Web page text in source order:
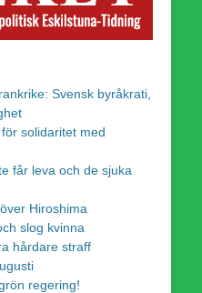
Svensk byråkrati,
solidaritet med
får leva och de sjuka
Hiroshima
slog kvinna
hårdare straff
regering!